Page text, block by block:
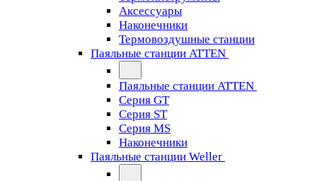
Аксессуары
Наконечники
Термовоздушные станции
Паяльные станции ATTEN
Паяльные станции ATTEN
Серия GT
Серия ST
Серия MS
Наконечники
Паяльные станции Weller